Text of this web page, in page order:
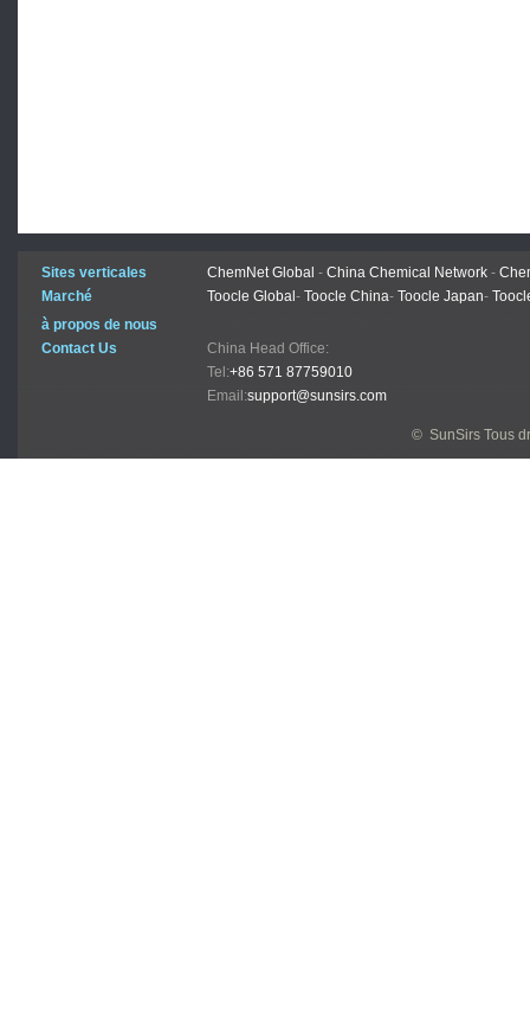
Sites verticales ChemNet Global - China Chemical Network -
Marché
Toocle Global - Toocle China- Toocle Japan-
à propos de nous
Contact Us
China Head Office:
Tel:+86 571 87759010
Email:support@sunsirs.com
© SunSirs Tous